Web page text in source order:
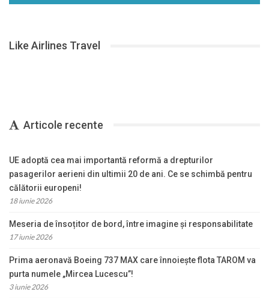
Like Airlines Travel
Articole recente
UE adoptă cea mai importantă reformă a drepturilor
pasagerilor aerieni din ultimii 20 de ani. Ce se schimbă pentru
călătorii europeni!
18 iunie 2026
Meseria de însoțitor de bord, între imagine și responsabilitate
17 iunie 2026
Prima aeronavă Boeing 737 MAX care înnoiește flota TAROM va
purta numele „Mircea Lucescu”!
3 iunie 2026